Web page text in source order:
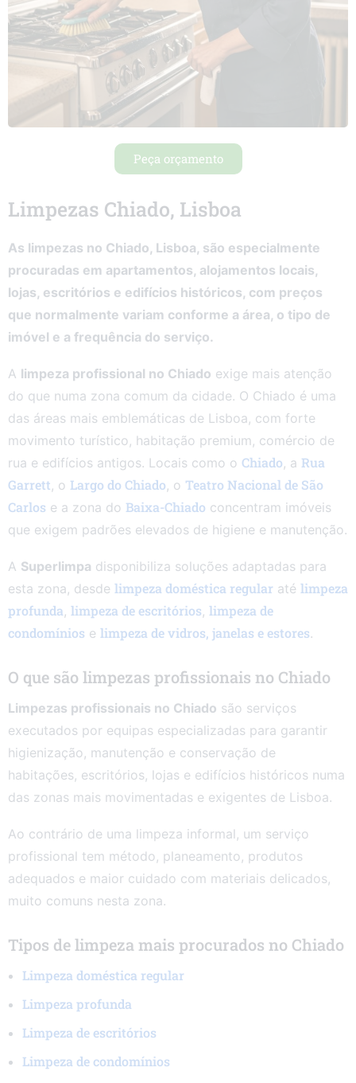
Peça orçamento
Limpezas Chiado, Lisboa
As limpezas no Chiado, Lisboa, são especialmente
procuradas em apartamentos, alojamentos locais,
lojas, escritórios e edifícios históricos, com preços
que normalmente variam conforme a área, o tipo de
imóvel e a frequência do serviço.
A limpeza profissional no Chiado exige mais atenção
do que numa zona comum da cidade. O Chiado é uma
das áreas mais emblemáticas de Lisboa, com forte
movimento turístico, habitação premium, comércio de
rua e edifícios antigos. Locais como o Chiado, a Rua
Garrett, o Largo do Chiado, o Teatro Nacional de São
Carlos e a zona do Baixa-Chiado concentram imóveis
que exigem padrões elevados de higiene e manutenção.
A Superlimpa disponibiliza soluções adaptadas para
esta zona, desde limpeza doméstica regular até limpeza
profunda, limpeza de escritórios, limpeza de
condomínios e limpeza de vidros, janelas e estores.
O que são limpezas profissionais no Chiado
Limpezas profissionais no Chiado são serviços
executados por equipas especializadas para garantir
higienização, manutenção e conservação de
habitações, escritórios, lojas e edifícios históricos numa
das zonas mais movimentadas e exigentes de Lisboa.
Ao contrário de uma limpeza informal, um serviço
profissional tem método, planeamento, produtos
adequados e maior cuidado com materiais delicados,
muito comuns nesta zona.
Tipos de limpeza mais procurados no Chiado
Limpeza doméstica regular
Limpeza profunda
Limpeza de escritórios
Limpeza de condomínios